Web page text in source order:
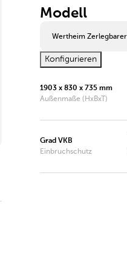
Modell
Wertheim Zerlegbarer
Wertheim Zerlegbarer
Wertheim Zerlegbarer
Wertheim Zerlegbarer
Konfigurieren
1903 x 830 x 735 mm
Außenmaße (HxBxT)
Grad VKB
Einbruchschutz